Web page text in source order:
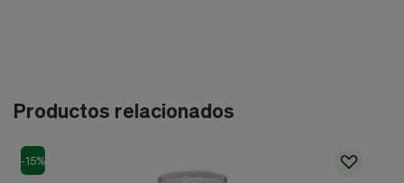
Productos relacionados
-15%